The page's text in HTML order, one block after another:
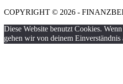
COPYRIGHT © 2026 -
Diese Website benutzt Cookies.
gehen wir von deinem Einverständnis